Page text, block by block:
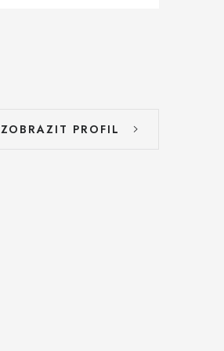
ZOBRAZIT PROFIL